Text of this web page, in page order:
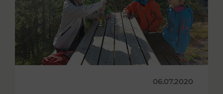
06.07.2020